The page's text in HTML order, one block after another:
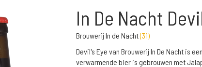
In De Nacht
Brouwerij In de Nacht(31)
Devil's Eye van Brouwerij In De Nacht is
verwarmende bier is gebrouwen met